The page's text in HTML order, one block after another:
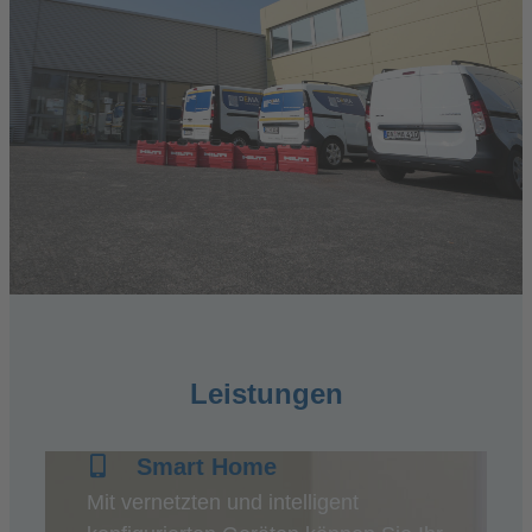
Leistungen
Smart Home
Mit vernetzten und intelligent